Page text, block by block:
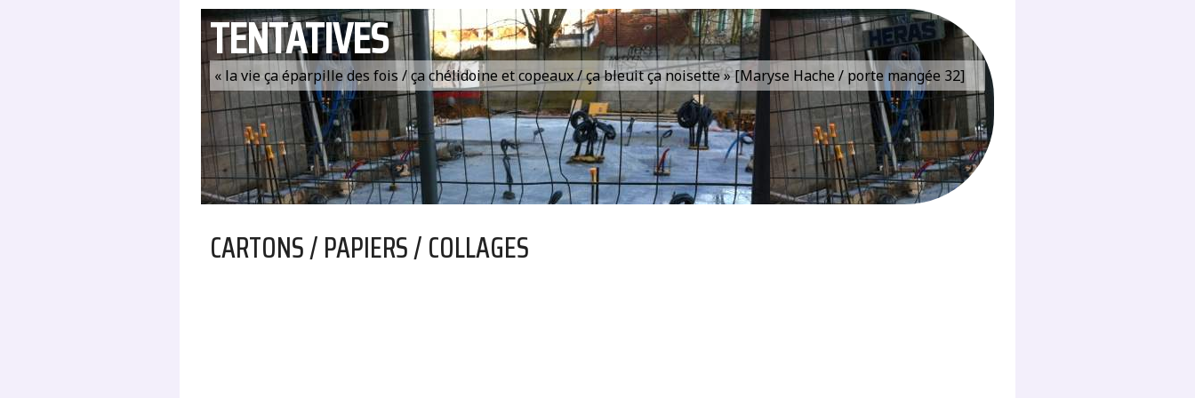
TENTATIVES
« la vie ça éparpille des fois / ça chélidoine et copeaux / ça bleuit ça noisette » [Maryse Hache / porte mangée 32]
CARTONS / PAPIERS / COLLAGES